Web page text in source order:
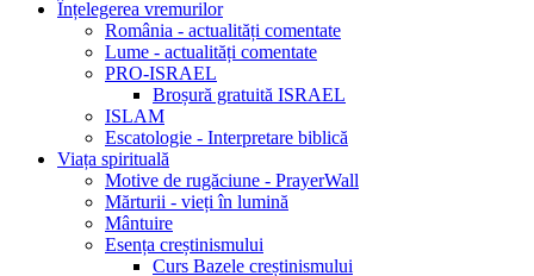
Înțelegerea vremurilor
România - actualități comentate
Lume - actualități comentate
PRO-ISRAEL
Broșură gratuită ISRAEL
ISLAM
Escatologie - Interpretare biblică
Viața spirituală
Motive de rugăciune - PrayerWall
Mărturii - vieți în lumină
Mântuire
Esența creștinismului
Curs Bazele creștinismului